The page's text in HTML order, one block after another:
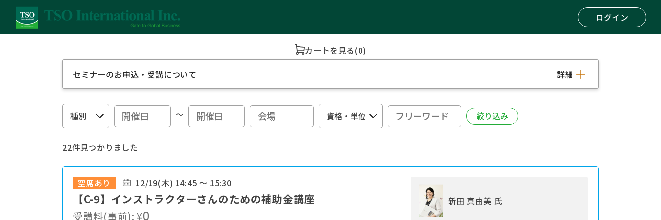
ログイン
カートを見る(0)
セミナーのお申込・受講について 詳細
～
22件見つかりました
空席あり 12/19(木) 14:45 ～ 15:30
【C-9】インストラクターさんのための補助金講座
受講料(事前):¥0
新田 真由美 氏